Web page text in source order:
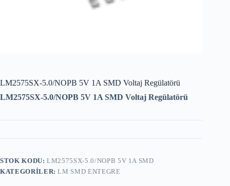
LM2575SX-5.0/NOPB 5V 1A SMD Voltaj Regülatörü
LM2575SX-5.0/NOPB 5V 1A SMD Voltaj Regülatörü
STOK KODU:LM2575SX-5.0/NOPB 5V 1A SMD
KATEGORILER:LM SMD ENTEGRE